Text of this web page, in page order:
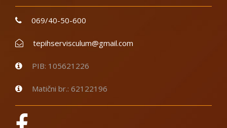
069/40-50-600
tepihservisculum@gmail.com
PIB: 105621226
Matični br.: 62122196